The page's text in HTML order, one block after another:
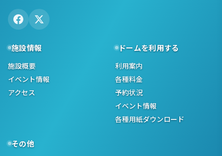
施設情報
施設概要
イベント情報
アクセス
ドームを利用する
利用案内
各種料金
予約状況
イベント情報
各種用紙ダウンロード
その他